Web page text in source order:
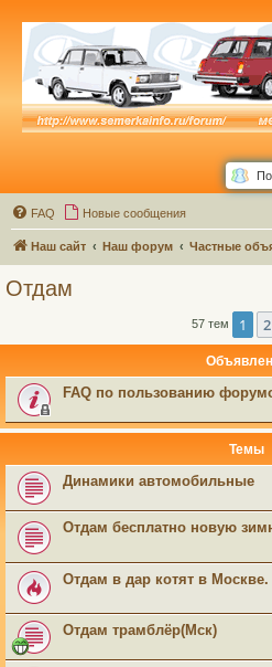
FAQ Новые сообщения
Наш сайт Наш форум Частные
Отдам
57 тем 1 2
FAQ по пользованию
Темы
Динамики автомобильные
Отдам бесплатно новую
Отдам в дар котят в Москве.
Отдам трамблёр(Мск)